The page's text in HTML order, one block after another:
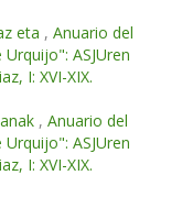
eta , Anuario del
ASJUren
I: XVI-XIX.
, Anuario del
ASJUren
I: XVI-XIX.